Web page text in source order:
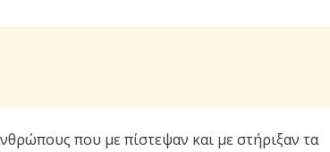
που με πίστεψαν και με στήριξαν τα